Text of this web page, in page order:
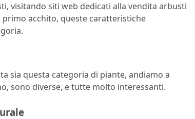
visitando siti web dedicati alla vendita arbusti
acchito, queste caratteristiche
sia questa categoria di piante, andiamo a
sono diverse, e tutte molto interessanti.